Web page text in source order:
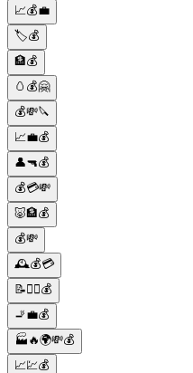
📈💰💼
🏷️💰
🏦💰
🥚💰🤗
💰💸🔪
📈💼💰
👤🔫💰
💰💳💸
🐷🏦💰
💰💸
🕰️💰💳
📝👨‍⚖️💰
🚬💼💰
🏭🔥🌍💸💰
📈💹💰